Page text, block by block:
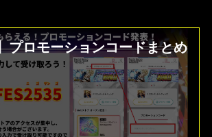
】プロモーションコードまとめ